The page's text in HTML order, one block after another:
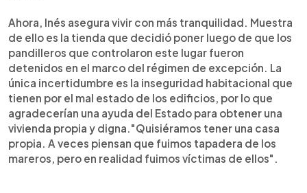
Ahora, Inés asegura vivir con más tranquilidad. Muestra
de ello es la tienda que decidió poner luego de que los
pandilleros que controlaron este lugar fueron
detenidos en el marco del régimen de excepción. La
única incertidumbre es la inseguridad habitacional que
tienen por el mal estado de los edificios, por lo que
agradecerían una ayuda del Estado para obtener una
vivienda propia y digna."Quisiéramos tener una casa
propia. A veces piensan que fuimos tapadera de los
mareros, pero en realidad fuimos víctimas de ellos".